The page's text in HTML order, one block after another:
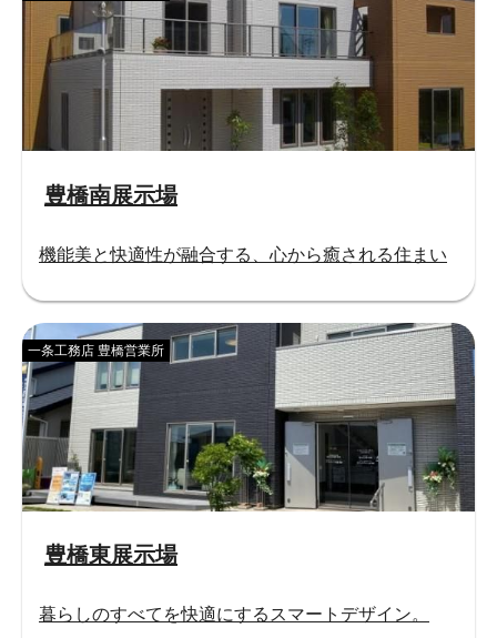
豊橋南展示場
機能美と快適性が融合する、心から癒される住まい
豊橋東展示場
一条工務店 豊橋営業所
暮らしのすべてを快適にするスマートデザイン。